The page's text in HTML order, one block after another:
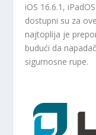
iOS 16.6.1,
dostupni su za
najtoplija je
budući da
sigurnosne rupe.